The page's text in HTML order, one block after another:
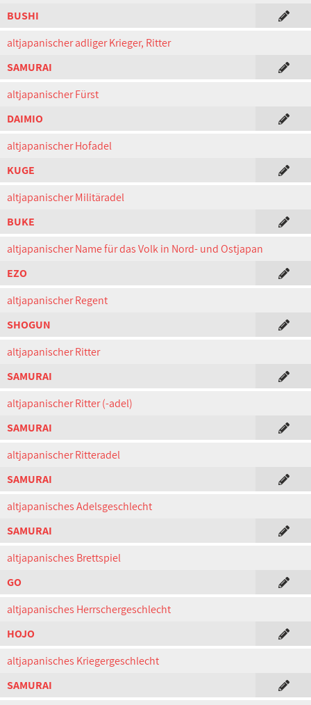
BUSHI
altjapanischer adliger Krieger, Ritter
SAMURAI
altjapanischer Fürst
DAIMIO
altjapanischer Hofadel
KUGE
altjapanischer Militäradel
BUKE
altjapanischer Name für das Volk in Nord- und Ostjapan
EZO
altjapanischer Regent
SHOGUN
altjapanischer Ritter
SAMURAI
altjapanischer Ritter (-adel)
SAMURAI
altjapanischer Ritteradel
SAMURAI
altjapanisches Adelsgeschlecht
SAMURAI
altjapanisches Brettspiel
GO
altjapanisches Herrschergeschlecht
HOJO
altjapanisches Kriegergeschlecht
SAMURAI